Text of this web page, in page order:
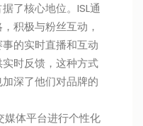
了核心地位。ISL通
积极与粉丝互动，
的实时直播和互动
时反馈，这种方式
深了他们对品牌的
媒体平台进行个性化